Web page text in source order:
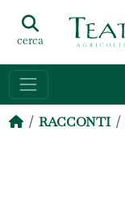
cerca
RACCONTI